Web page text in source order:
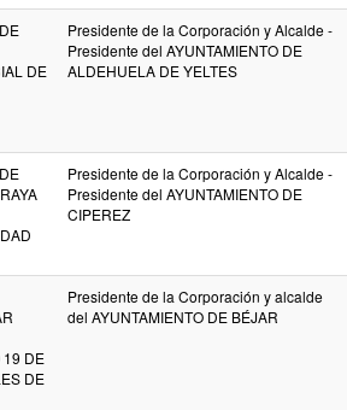
DE
Presidente de la Corporación y Alcalde -
Presidente del AYUNTAMIENTO DE
ALDEHUELA DE YELTES
Presidente de la Corporación y Alcalde -
Presidente del AYUNTAMIENTO DE
CIPEREZ
19 DE
DE
Presidente de la Corporación y alcalde
del AYUNTAMIENTO DE BÉJAR